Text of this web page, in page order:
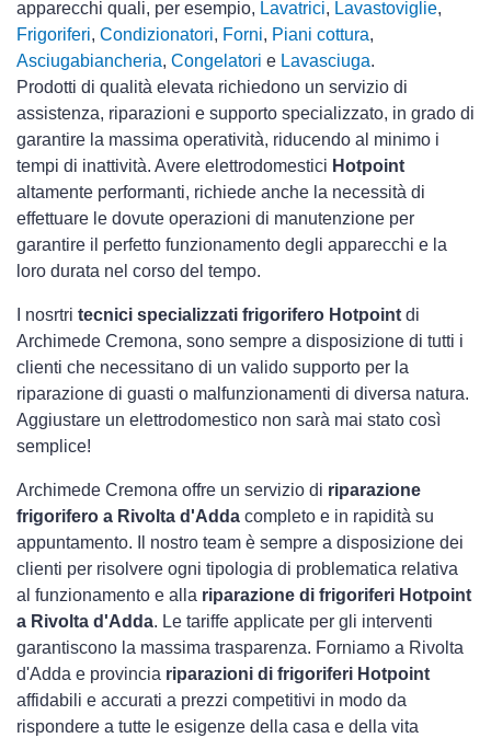
apparecchi quali, per esempio, Lavatrici, Lavastoviglie,
Frigoriferi, Condizionatori, Forni, Piani cottura,
Asciugabiancheria, Congelatori e Lavasciuga.
Prodotti di qualità elevata richiedono un servizio di
assistenza, riparazioni e supporto specializzato, in grado di
garantire la massima operatività, riducendo al minimo i
tempi di inattività. Avere elettrodomestici Hotpoint
altamente performanti, richiede anche la necessità di
effettuare le dovute operazioni di manutenzione per
garantire il perfetto funzionamento degli apparecchi e la
loro durata nel corso del tempo.
I nosrtri tecnici specializzati frigorifero Hotpoint di
Archimede Cremona, sono sempre a disposizione di tutti i
clienti che necessitano di un valido supporto per la
riparazione di guasti o malfunzionamenti di diversa natura.
Aggiustare un elettrodomestico non sarà mai stato così
semplice!
Archimede Cremona offre un servizio di riparazione
frigorifero a Rivolta d'Adda completo e in rapidità su
appuntamento. Il nostro team è sempre a disposizione dei
clienti per risolvere ogni tipologia di problematica relativa
al funzionamento e alla riparazione di frigoriferi Hotpoint
a Rivolta d'Adda. Le tariffe applicate per gli interventi
garantiscono la massima trasparenza. Forniamo a Rivolta
d'Adda e provincia riparazioni di frigoriferi Hotpoint
affidabili e accurati a prezzi competitivi in modo da
rispondere a tutte le esigenze della casa e della vita